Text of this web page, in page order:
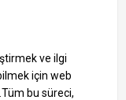
indirin.